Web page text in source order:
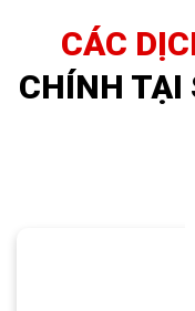
CÁC
CHÍNH TẠI